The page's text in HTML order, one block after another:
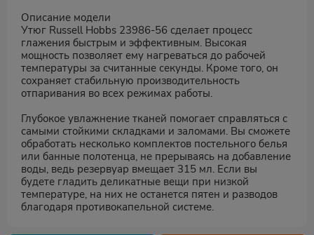
Описание модели
Утюг Russell Hobbs 23986-56 сделает процесс
глажения быстрым и эффективным. Высокая
мощность позволяет ему нагреваться до рабочей
температуры за считанные секунды. Кроме того, он
сохраняет стабильную производительность
отпаривания во всех режимах работы.
Глубокое увлажнение тканей помогает справляться с
самыми стойкими складками и заломами. Вы сможете
обработать несколько комплектов постельного белья
или банные полотенца, не прерываясь на добавление
воды, ведь резервуар вмещает 315 мл. Если вы
будете гладить деликатные вещи при низкой
температуре, на них не останется пятен и разводов
благодаря противокапельной системе.